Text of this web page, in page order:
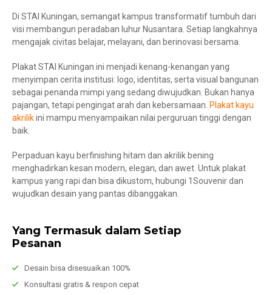
Di STAI Kuningan, semangat kampus transformatif tumbuh dari
visi membangun peradaban luhur Nusantara. Setiap langkahnya
mengajak civitas belajar, melayani, dan berinovasi bersama.
Plakat STAI Kuningan ini menjadi kenang-kenangan yang
menyimpan cerita institusi: logo, identitas, serta visual bangunan
sebagai penanda mimpi yang sedang diwujudkan. Bukan hanya
pajangan, tetapi pengingat arah dan kebersamaan. Plakat kayu
akrilikini mampu menyampaikan nilai perguruan tinggi dengan
baik.
Perpaduan kayu berfinishing hitam dan akrilik bening
menghadirkan kesan modern, elegan, dan awet. Untuk plakat
kampus yang rapi dan bisa dikustom, hubungi 1Souvenir dan
wujudkan desain yang pantas dibanggakan.
Yang Termasuk dalam Setiap
Pesanan
Desain bisa disesuaikan 100%
Konsultasi gratis & respon cepat